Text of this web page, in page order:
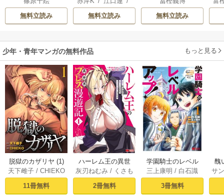
無料立読み
雅
無料立読み
無料立読み
少年・青年マンガの無料作品 もっと見る
脱獄のカザリヤ (1)
天下雌子/ CHIEKO
11冊無料
ハーレム王の異世
界プレス漫遊記 ～
最強無双のおじさ
んはあらゆる種族
灰刃ねむみ / くさも
ち
2冊無料
学園騎士のレベル
アップ！レベル100
0超えの転生者、落
ちこぼれクラスに
三上康明 / 白石識
3冊無料
醜
同
サ